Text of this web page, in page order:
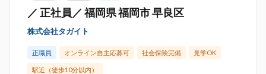
／ 正社員／ 福岡県 福岡市 早良区
株式会社タガイト
正職員 オンライン自主応募可 社会保険完備 見学OK
駅近（徒歩10分以内）